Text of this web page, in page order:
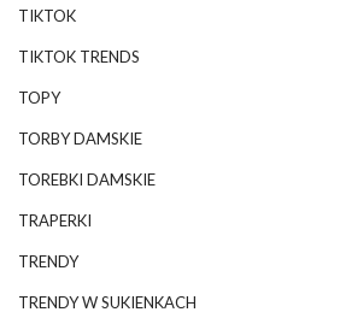
TIKTOK
TIKTOK TRENDS
TOPY
TORBY DAMSKIE
TOREBKI DAMSKIE
TRAPERKI
TRENDY
TRENDY W SUKIENKACH